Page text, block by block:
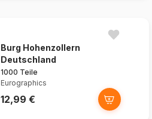
Burg Hohenzollern
Deutschland
1000 Teile
Eurographics
12,99 €